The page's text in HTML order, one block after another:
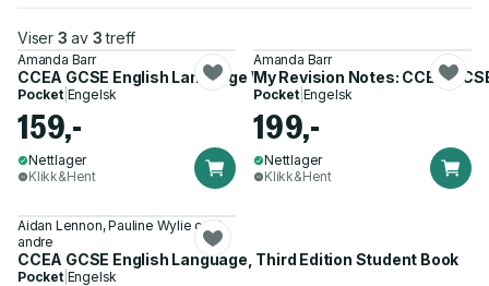
Viser 3 av 3 treff
Amanda Barr
CCEA GCSE English Language Workbook
Pocket| Engelsk
159,-
Nettlager
Klikk&Hent
Amanda Barr
My Revision Notes: CCEA
Pocket| Engelsk
199,-
Nettlager
Klikk&Hent
Aidan Lennon, Pauline Wylie og 2
andre
CCEA GCSE English Language, Third Edition Student Book
Pocket| Engelsk